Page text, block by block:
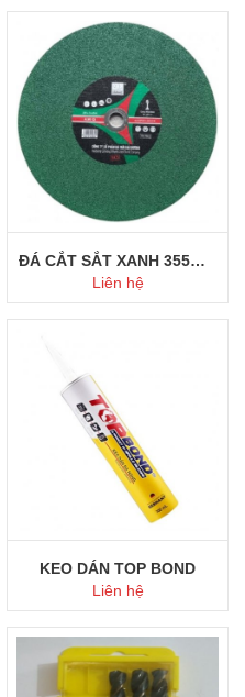
Mua ngay
ĐÁ CẮT SẮT XANH 355MM HẢI DƯƠNG
Liên hệ
Mua ngay
KEO DÁN TOP BOND
Liên hệ